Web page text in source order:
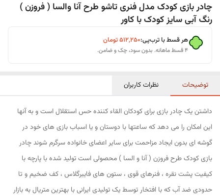
چادر بازی کودک مدل فنری تاشو طرح آنا والسا ( فروزن )
رنگ آبی سایز کودک با کاور
هر قسط با ترب‌پی:۵۱۲٬۲۵۰تومان
۴ قسط ماهانه. بدون سود، چک و ضامن.
توضیحات نظرات کاربران
داشتن یک چادر بازی برای کودکان القاء کننده حس استقلال است و به آنها
این امکان را می دهد که ساعتها با دوستان و یا اسباب بازی های خود در
گوشه ای بدون ایجاد مزاحمت برای سایر اعضای خانواده سرگرم شوند چادر
بازی کودک طرح فروزن ( آنا و السا ) محصولی است تولید شده با پارچه با
کیفیت پشت نقره ، فنرهای قوی ، ستون های فایبرگلاس ، کف ضخیم و تا
حدودی ضد آب که با افتخار توسط یک تولیدی ایرانی با بهترین متریال به بازار